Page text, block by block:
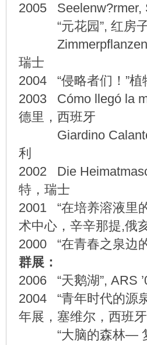
2005 Seelenw?rmer,
“元花园”, 红房子
Zimmerpflanzen
瑞士
2004 “侵略者们！”
2003 Cómo llegó la
德里，西班牙
Giardino Calante,
利
2002 Die
特，瑞士
2001 “在培养溶液里
术中心，辛辛那提,俄
2000 “在青春之泉边
群展：
2006 “天鹅湖”, ARS
2004 “青年时代的源
年展，塞维尔，西班牙
“大脑的森林— 复